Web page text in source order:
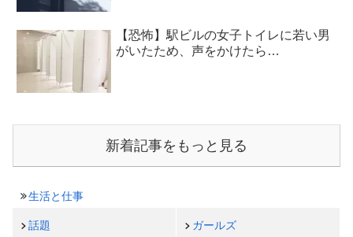
【恐怖】駅ビルの女子トイレに若い男
がいたため、声をかけたら…
新着記事をもっと見る
生活と仕事
話題 ガールズ